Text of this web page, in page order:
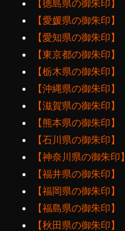
【徳島県の御朱印】
【愛媛県の御朱印】
【愛知県の御朱印】
【東京都の御朱印】
【栃木県の御朱印】
【沖縄県の御朱印】
【滋賀県の御朱印】
【熊本県の御朱印】
【石川県の御朱印】
【神奈川県の御朱印】
【福井県の御朱印】
【福岡県の御朱印】
【福島県の御朱印】
【秋田県の御朱印】